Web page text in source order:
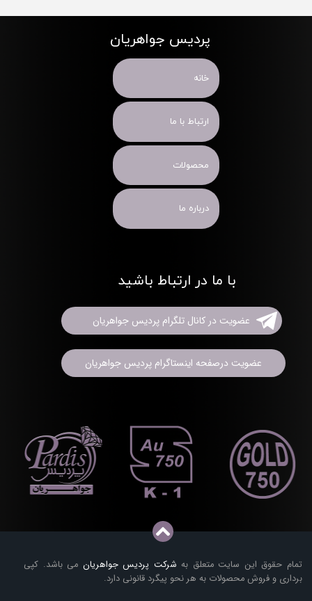
تمام حقوق این سایت متعلق به شرکت پردیس جواهریان می باشد. کپی
برداری و فروش محصولات به هر نحو پیگرد قانونی دارد.
پردیس جواهریان
خانه
ارتباط با ما
محصولات
درباره ما
با ما در ارتباط باشید
عضویت در کانال تلگرام پردیس جواهریان
عضویت درصفحه اینستاگرام پردیس جواهریان